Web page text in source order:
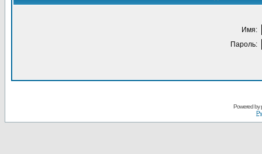
Имя:
Пароль:
Powered by